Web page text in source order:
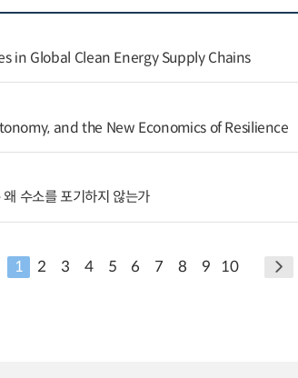
in Global Clean Energy Supply Chains
and the New Economics of Resilience
수소를 포기하지 않는가
1 2 3 4 5 6 7 8 9 10